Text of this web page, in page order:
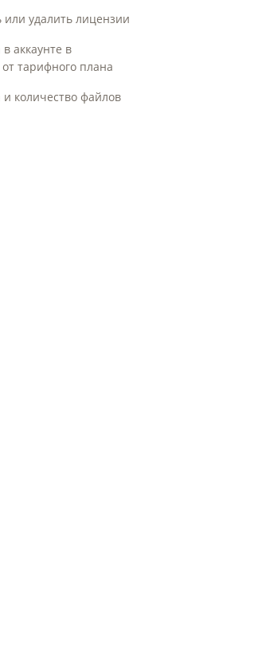
или удалить лицензии
аккаунте в
тарифного плана
количество файлов